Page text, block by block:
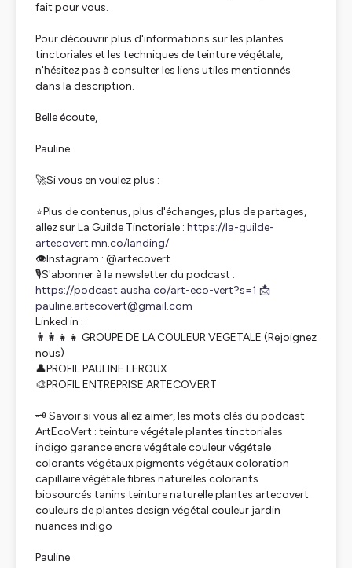
fait pour vous.
Pour découvrir plus d'informations sur les plantes
tinctoriales et les techniques de teinture végétale,
n'hésitez pas à consulter les liens utiles mentionnés
dans la description.
Belle écoute,
Pauline
🚀Si vous en voulez plus :
⭐Plus de contenus, plus d'échanges, plus de partages,
allez sur La Guilde Tinctoriale : https://la-guilde-
artecovert.mn.co/landing/
👁️Instagram : @artecovert
🎙️S'abonner à la newsletter du podcast :
https://podcast.ausha.co/art-eco-vert?s=1 📩
pauline.artecovert@gmail.com
Linked in :
👨‍👩‍👧‍👧 GROUPE DE LA COULEUR VEGETALE (Rejoignez
nous)
👤PROFIL PAULINE LEROUX
🎨PROFIL ENTREPRISE ARTECOVERT
🗝️ Savoir si vous allez aimer, les mots clés du podcast
ArtEcoVert : teinture végétale plantes tinctoriales
indigo garance encre végétale couleur végétale
colorants végétaux pigments végétaux coloration
capillaire végétale fibres naturelles colorants
biosourcés tanins teinture naturelle plantes artecovert
couleurs de plantes design végétal couleur jardin
nuances indigo
Pauline